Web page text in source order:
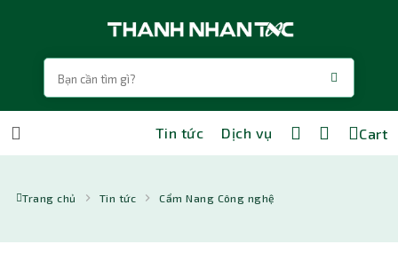
Tin tức Dịch vụ Cart
Trang chủ Tin tức Cẩm Nang Công nghệ